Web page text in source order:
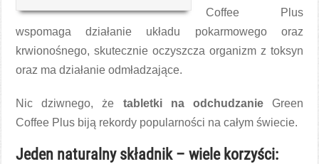
Coffee Plus
wspomaga działanie układu pokarmowego oraz
krwionośnego, skutecznie oczyszcza organizm z toksyn
oraz ma działanie odmładzające.
Nic dziwnego, że tabletki na odchudzanieGreen
Coffee Plus biją rekordy popularności na całym świecie.
Jeden naturalny składnik – wiele korzyści: